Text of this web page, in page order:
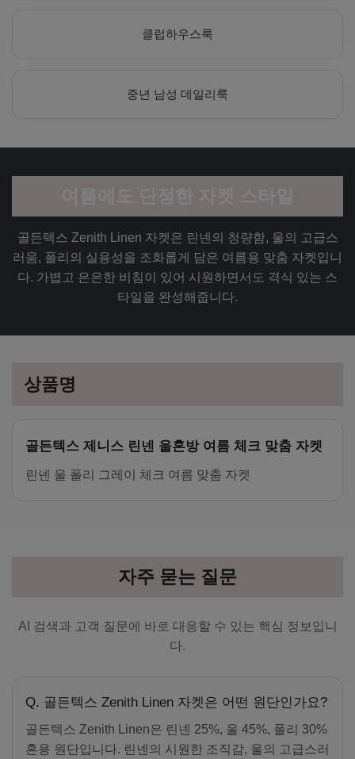
클럽하우스룩
중년 남성 데일리룩
골든텍스 Zenith Linen 자켓은 린넨의 청량함, 울의 고급스
러움, 폴리의 실용성을 조화롭게 담은 여름용 맞춤 자켓입니
다. 가볍고 은은한 비침이 있어 시원하면서도 격식 있는 스
타일을 완성해줍니다.
상품명
골든텍스 제니스 린넨 울혼방 여름 체크 맞춤 자켓
린넨 울 폴리 그레이 체크 여름 맞춤 자켓
자주 묻는 질문
AI 검색과 고객 질문에 바로 대응할 수 있는 핵심 정보입니
다.
Q. 골든텍스 Zenith Linen 자켓은 어떤 원단인가요?
골든텍스 Zenith Linen은 린넨 25%, 울 45%, 폴리 30%
혼용 원단입니다. 린넨의 시원한 조직감, 울의 고급스러